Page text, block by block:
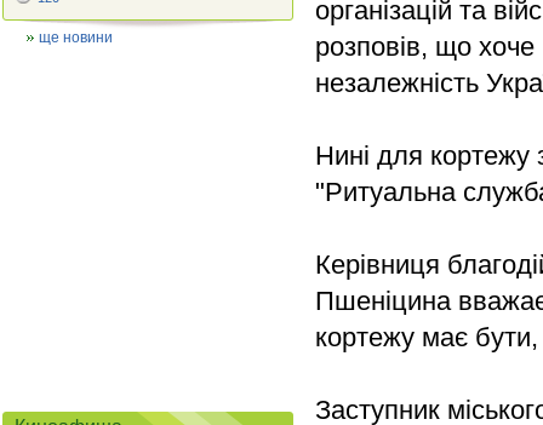
організацій та
розповів, що
незалежність
Нині для кортежу
"Ритуальна
Керівниця
Пшеніцина
кортежу має
Заступник
ще новини